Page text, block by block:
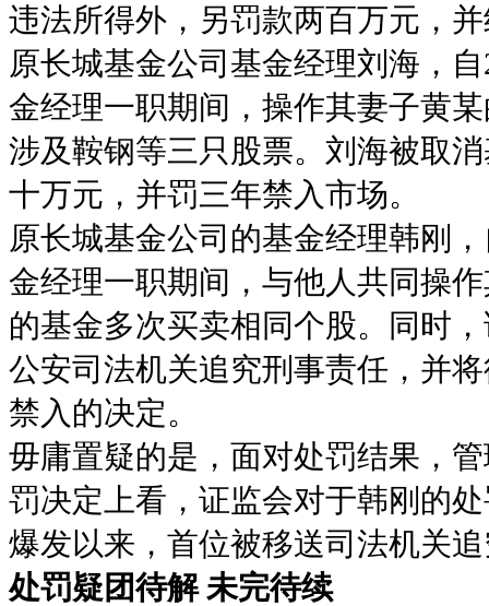
违法所得外，另罚款两百万元，
原长城基金公司基金经理刘海，
金经理一职期间，操作其妻子黄
涉及鞍钢等三只股票。刘海被取
十万元，并罚三年禁入市场。
原长城基金公司的基金经理韩刚
金经理一职期间，与他人共同操
的基金多次买卖相同个股。同时
公安司法机关追究刑事责任，并
禁入的决定。
毋庸置疑的是，面对处罚结果，
罚决定上看，证监会对于韩刚的
爆发以来，首位被移送司法机关
处罚疑团待解 未完待续